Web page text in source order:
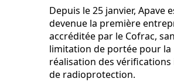
Depuis le 25 janvier, Apave
devenue la première
accréditée par le Cofrac,
limitation de portée pour la
réalisation des vérifications
de radioprotection.